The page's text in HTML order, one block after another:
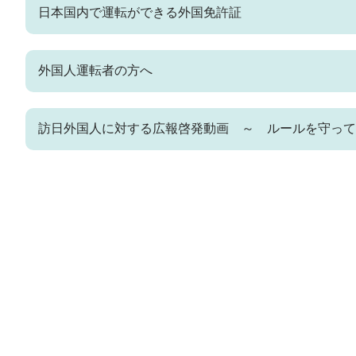
日本国内で運転ができる外国免許証
外国人運転者の方へ
訪日外国人に対する広報啓発動画 ～ ルールを守